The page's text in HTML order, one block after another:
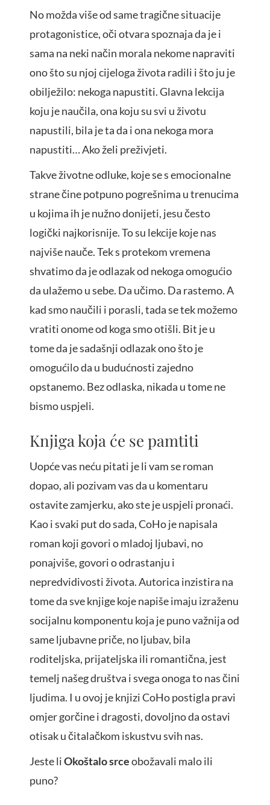
No možda više od same tragične situacije
protagonistice, oči otvara spoznaja da je i
sama na neki način morala nekome napraviti
ono što su njoj cijeloga života radili i što ju je
obilježilo: nekoga napustiti. Glavna lekcija
koju je naučila, ona koju su svi u životu
napustili, bila je ta da i ona nekoga mora
napustiti… Ako želi preživjeti.
Takve životne odluke, koje se s emocionalne
strane čine potpuno pogrešnima u trenucima
u kojima ih je nužno donijeti, jesu često
logički najkorisnije. To su lekcije koje nas
najviše nauče. Tek s protekom vremena
shvatimo da je odlazak od nekoga omogućio
da ulažemo u sebe. Da učimo. Da rastemo. A
kad smo naučili i porasli, tada se tek možemo
vratiti onome od koga smo otišli. Bit je u
tome da je sadašnji odlazak ono što je
omogućilo da u budućnosti zajedno
opstanemo. Bez odlaska, nikada u tome ne
bismo uspjeli.
Knjiga koja će se pamtiti
Uopće vas neću pitati je li vam se roman
dopao, ali pozivam vas da u komentaru
ostavite zamjerku, ako ste je uspjeli pronaći.
Kao i svaki put do sada, CoHo je napisala
roman koji govori o mladoj ljubavi, no
ponajviše, govori o odrastanju i
nepredvidivosti života. Autorica inzistira na
tome da sve knjige koje napiše imaju izraženu
socijalnu komponentu koja je puno važnija od
same ljubavne priče, no ljubav, bila
roditeljska, prijateljska ili romantična, jest
temelj našeg društva i svega onoga to nas čini
ljudima. I u ovoj je knjizi CoHo postigla pravi
omjer gorčine i dragosti, dovoljno da ostavi
otisak u čitalačkom iskustvu svih nas.
Jeste liOkoštalo srceobožavali malo ili
puno?